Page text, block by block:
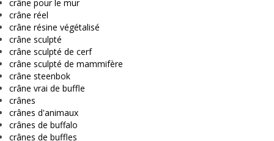
crâne pour le mur
crâne réel
crâne résine végétalisé
crâne sculpté
crâne sculpté de cerf
crâne sculpté de mammifère
crâne steenbok
crâne vrai de buffle
crânes
crânes d'animaux
crânes de buffalo
crânes de buffles